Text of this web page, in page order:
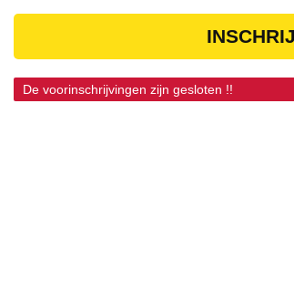
De voorinschrijvingen zijn gesloten !!